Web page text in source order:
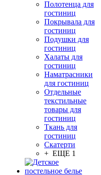
Полотенца для
гостиниц
Покрывала для
гостиниц
Подушки для
гостиниц
Халаты для
гостиниц
Наматрасники
для гостиниц
Отдельные
текстильные
товары для
гостиниц
Ткань для
гостиниц
Скатерти
+ ЕЩЕ 1